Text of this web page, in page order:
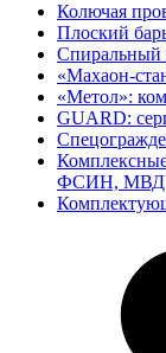
Колючая
Плоский
Спиральный
«Махаон-
«Метол»:
GUARD:
ФСИН, МВД